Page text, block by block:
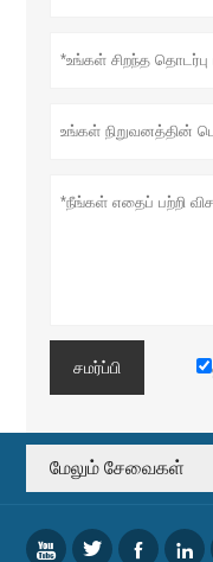
சமர்ப்பி
மேலும் சேவைகள்
   